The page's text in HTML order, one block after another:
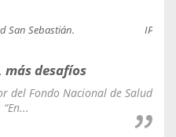
San Sebastián.
más desafíos
del Fondo Nacional de Salud